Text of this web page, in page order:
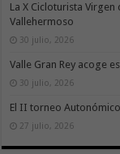
La X Cicloturista
Vallehermoso
30 julio, 2026
Valle Gran Rey acoge
30 julio, 2026
El II torneo
27 julio, 2026